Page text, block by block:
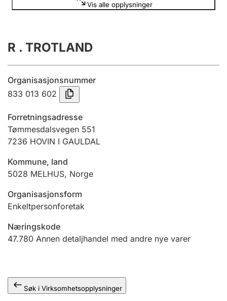
Årsregnskap
Innsending og forsinkelsesgebyr
Tinglysing
Jeger
Ektepaktveileder
Offentlig sektor
Vis alle opplysninger
R . TROTLAND
Organisasjonsnummer
833 013 602
Forretningsadresse
Tømmesdalsvegen 551
7236 HOVIN I GAULDAL
Kommune, land
5028 MELHUS, Norge
Organisasjonsform
Enkeltpersonforetak
Næringskode
47.780 Annen detaljhandel med andre nye varer
Søk i Virksomhetsopplysninger